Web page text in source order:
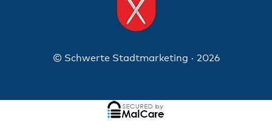
© Schwerte Stadtmarketing · 2026